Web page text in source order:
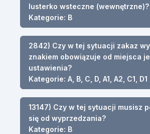
lusterko wsteczne (wewnętrzne)?
Kategorie: B
2842) Czy w tej sytuacji zakaz
znakiem obowiązuje od miejsca
ustawienia?
Kategorie: A, B, C, D, A1, A2, C1, D1
13147) Czy w tej sytuacji musisz
się od wyprzedzania?
Kategorie: B